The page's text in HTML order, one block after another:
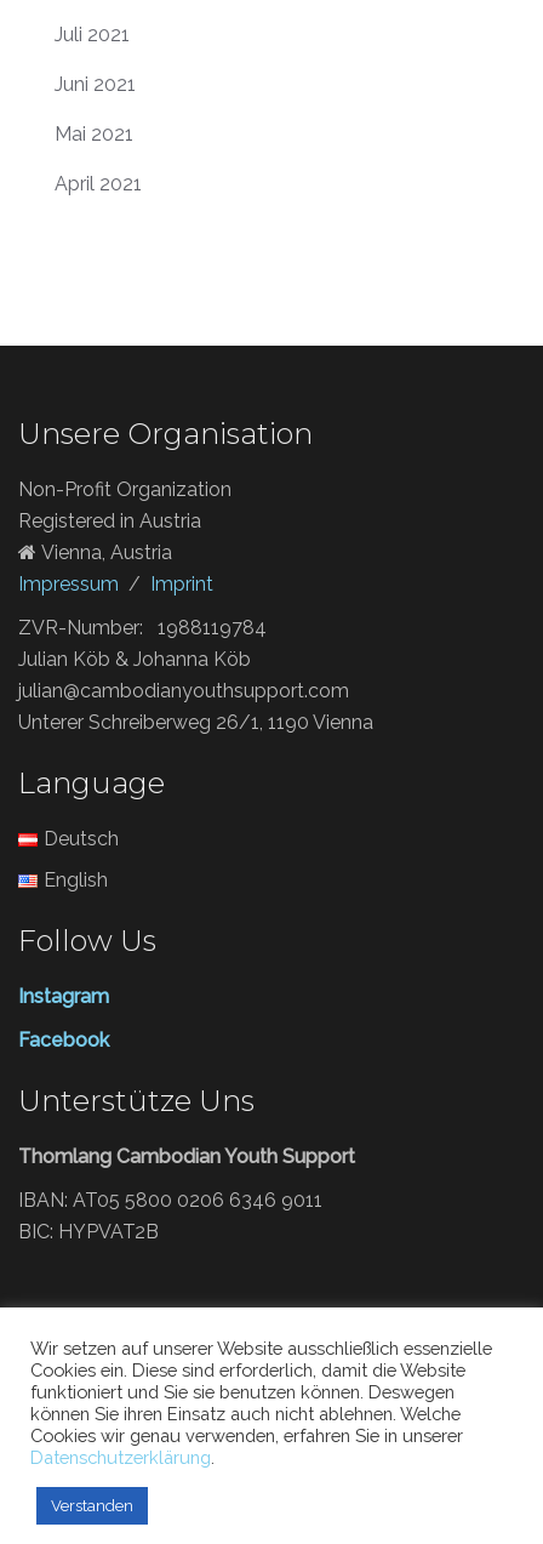
Juli 2021
Juni 2021
Mai 2021
April 2021
Unsere Organisation
Non-Profit Organization
Registered in Austria
Vienna, Austria
Impressum / Imprint
ZVR-Number: 1988119784
Julian Köb & Johanna Köb
julian@cambodianyouthsupport.com
Unterer Schreiberweg 26/1, 1190 Vienna
Language
Deutsch
English
Follow Us
Instagram
Facebook
Unterstütze Uns
Thomlang Cambodian Youth Support
IBAN: AT05 5800 0206 6346 9011
BIC: HYPVAT2B
paypal.me/thomlangcys
Thomlang - Cambodian Youth Support (2021)
Wir setzen auf unserer Website ausschließlich essenzielle
Cookies ein. Diese sind erforderlich, damit die Website
funktioniert und Sie sie benutzen können. Deswegen
können Sie ihren Einsatz auch nicht ablehnen. Welche
Cookies wir genau verwenden, erfahren Sie in unserer
Datenschutzerklärung
Verstanden